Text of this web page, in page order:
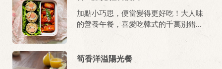
加點小巧思，便當變得更好吃！大人味
的營養午餐，喜愛吃韓式的千萬別錯
筍香洋溢陽光餐